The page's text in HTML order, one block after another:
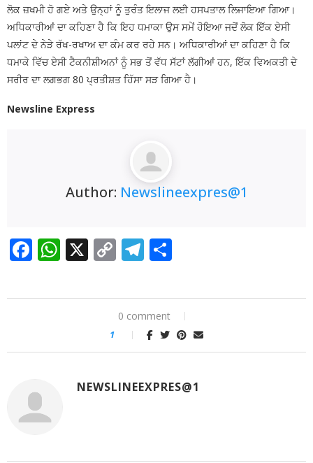
ਲੋਕ ਜ਼ਖਮੀ ਹੋ ਗਏ ਅਤੇ ਉਨ੍ਹਾਂ ਨੂੰ ਤੁਰੰਤ ਇਲਾਜ ਲਈ ਹਸਪਤਾਲ ਲਿਜਾਇਆ ਗਿਆ।
ਅਧਿਕਾਰੀਆਂ ਦਾ ਕਹਿਣਾ ਹੈ ਕਿ ਇਹ ਧਮਾਕਾ ਉਸ ਸਮੇਂ ਹੋਇਆ ਜਦੋਂ ਲੋਕ ਇੱਕ ਏਸੀ
ਪਲਾਂਟ ਦੇ ਨੇੜੇ ਰੱਖ-ਰਖਾਅ ਦਾ ਕੰਮ ਕਰ ਰਹੇ ਸਨ। ਅਧਿਕਾਰੀਆਂ ਦਾ ਕਹਿਣਾ ਹੈ ਕਿ
ਧਮਾਕੇ ਵਿੱਚ ਏਸੀ ਟੈਕਨੀਸ਼ੀਅਨਾਂ ਨੂੰ ਸਭ ਤੋਂ ਵੱਧ ਸੱਟਾਂ ਲੱਗੀਆਂ ਹਨ, ਇੱਕ ਵਿਅਕਤੀ ਦੇ
ਸਰੀਰ ਦਾ ਲਗਭਗ 80 ਪ੍ਰਤੀਸ਼ਤ ਹਿੱਸਾ ਸੜ ਗਿਆ ਹੈ।
Newsline Express
Author: Newslineexpres@1
Facebook
WhatsApp
X CopyTelegram
0 comment
1
NEWSLINEEXPRES@1